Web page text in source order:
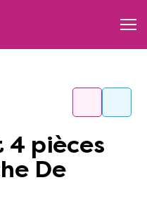
De